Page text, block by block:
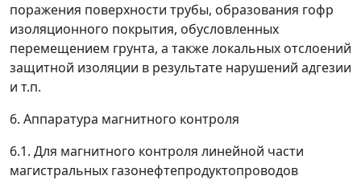
поражения поверхности трубы, образования гофр
изоляционного покрытия, обусловленных
перемещением грунта, а также локальных отслоений
защитной изоляции в результате нарушений адгезии
и т.п.
6. Аппаратура магнитного контроля
6.1. Для магнитного контроля линейной части
магистральных газонефтепродуктопроводов